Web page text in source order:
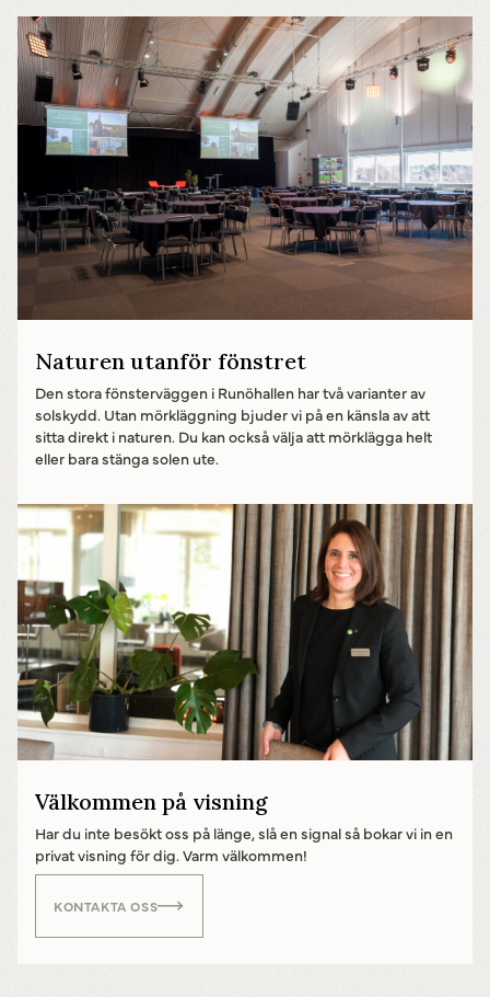
Powered by Translate
Naturen utanför fönstret
Den stora fönsterväggen i Runöhallen har två varianter av
solskydd. Utan mörkläggning bjuder vi på en känsla av att
sitta direkt i naturen. Du kan också välja att mörklägga helt
eller bara stänga solen ute.
Välkommen på visning
Har du inte besökt oss på länge, slå en signal så bokar vi in en
privat visning för dig. Varm välkommen!
KONTAKTA OSS